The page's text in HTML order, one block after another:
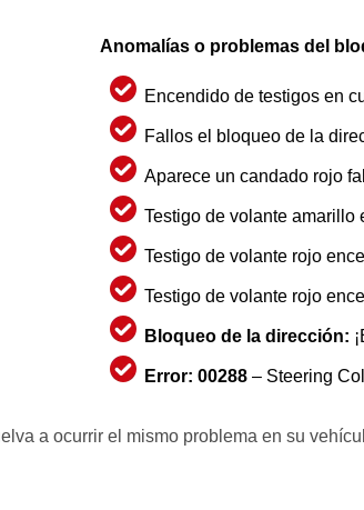
Anomalías o problemas del
Encendido de testigos en
Fallos el bloqueo de la
Aparece un candado rojo
Testigo de volante amarillo
Testigo de volante rojo
Testigo de volante rojo
Bloqueo de la dirección:
Error: 00288 – Steering
a ocurrir el mismo problema en su